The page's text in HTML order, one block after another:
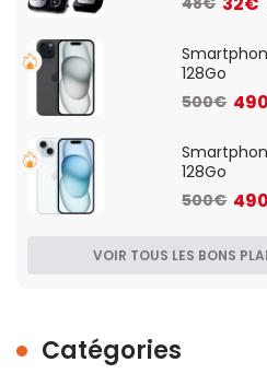
128Go
500€
128Go
500€
VOIR TOUS LES BONS
Catégories